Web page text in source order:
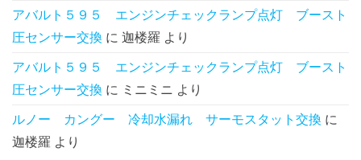
アバルト５９５ エンジンチェックランプ点灯 ブースト
圧センサー交換 に 迦楼羅 より
アバルト５９５ エンジンチェックランプ点灯 ブースト
圧センサー交換 に ミニミニ より
ルノー カングー 冷却水漏れ サーモスタット交換 に
迦楼羅 より